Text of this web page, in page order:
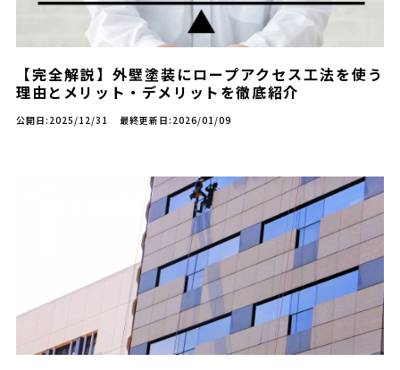
【完全解説】外壁塗装にロープアクセス工法を使う
理由とメリット・デメリットを徹底紹介
公開日:2025/12/31 最終更新日:2026/01/09